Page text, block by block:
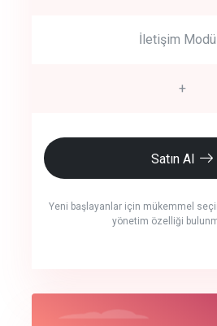
İletişim
+
Satın Al
Yeni başlayanlar için mükemmel
yönetim özelliği
crm auto cync